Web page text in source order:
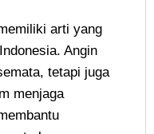
arti yang
Angin
tetapi juga
menjaga